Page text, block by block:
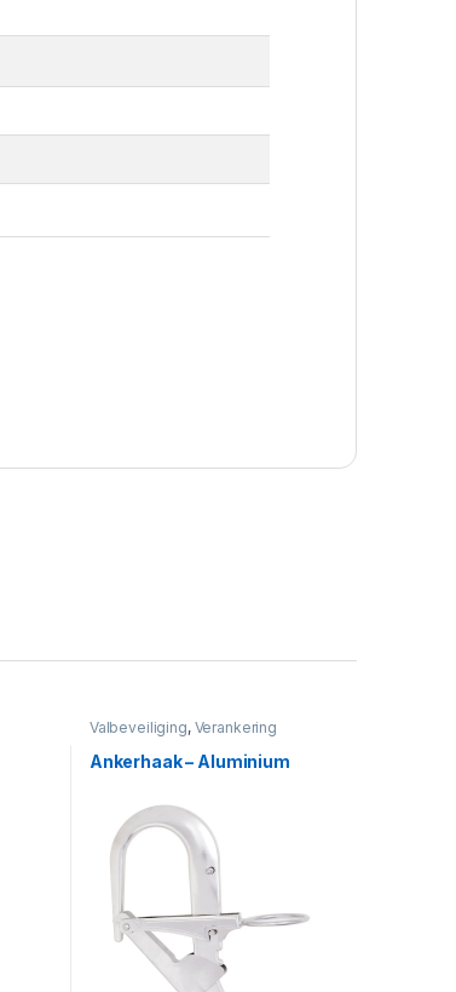
Valbeveiliging, Verankering
Ankerhaak – Aluminium